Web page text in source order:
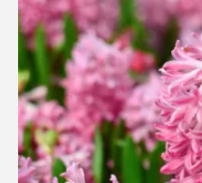
Tot je dienst
Onderneming
FR NL